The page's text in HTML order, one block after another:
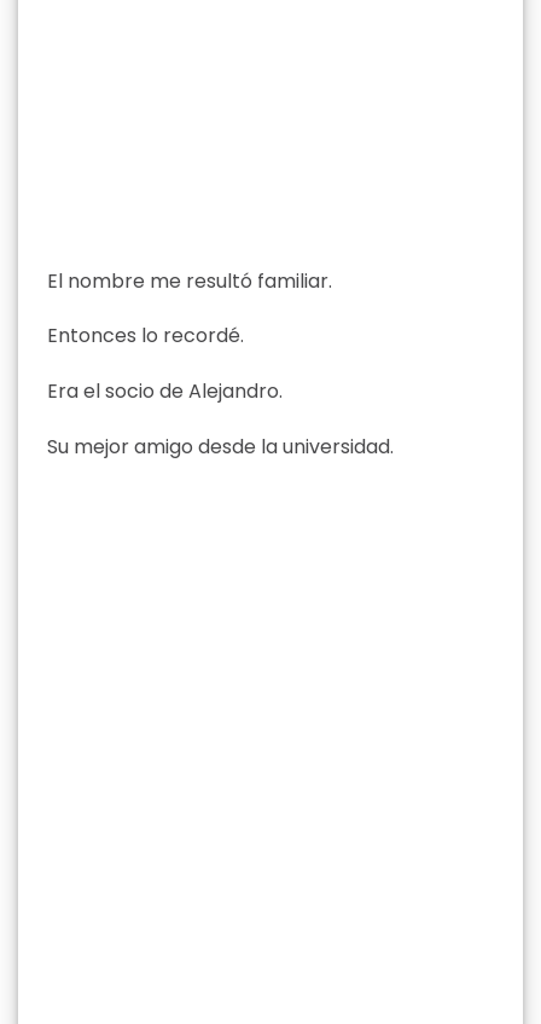
El nombre me resultó familiar.
Entonces lo recordé.
Era el socio de Alejandro.
Su mejor amigo desde la universidad.